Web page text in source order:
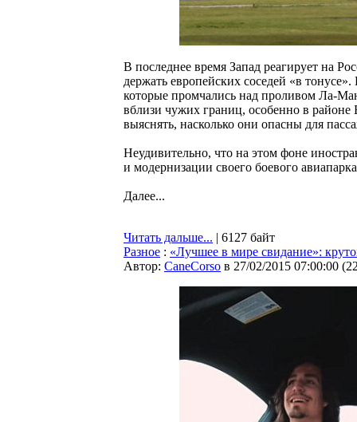
В последнее время Запад реагирует на
держать европейских соседей «в
которые промчались над проливом Ла-
вблизи чужих границ, особенно в районе
выяснять, насколько они опасны для
Неудивительно, что на этом фоне
и модернизации своего боевого
Далее...
Читать дальше... | 6127 байт
Разное : «Лучшее в мире свидание»:
Автор: CaneCorso в 27/02/2015 07:00:00 (